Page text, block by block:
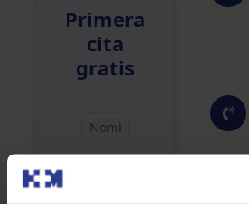
Primera
cita
gratis